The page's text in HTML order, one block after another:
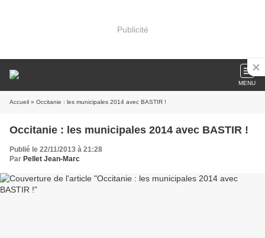
Publicité
MENU
Accueil » Occitanie : les municipales 2014 avec BASTIR !
Occitanie : les municipales 2014 avec BASTIR !
Publié le 22/11/2013 à 21:28
Par Pellet Jean-Marc